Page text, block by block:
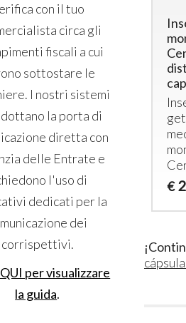
€
con il tuo
circa gli
fiscali a cui
sottostare le
I nostri sistemi
la porta di
diretta con
delle Entrate e
l'uso di
dedicati per la
dei
corrispettivi.
per visualizzare
la guida.